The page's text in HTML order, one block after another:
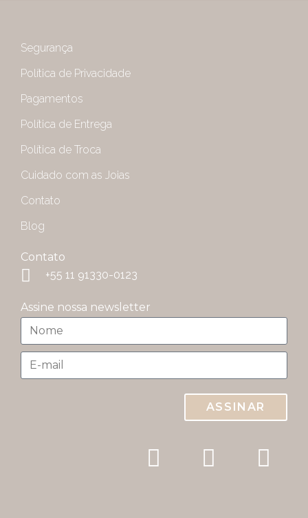
Segurança
Política de Privacidade
Pagamentos
Política de Entrega
Política de Troca
Cuidado com as Joias
Contato
Blog
Contato
+55 11 91330-0123
Assine nossa newsletter
ASSINAR